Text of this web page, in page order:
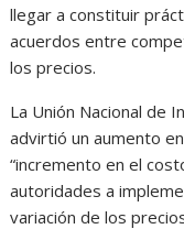
llegar a constituir
acuerdos entre
los precios.
La Unión Nacional de
advirtió un aumento
“incremento en el
autoridades a
variación de los